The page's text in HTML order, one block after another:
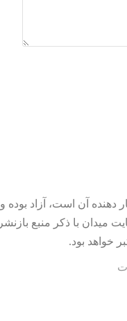
دهنده آن است، آزاد بوده و
میدان با ذکر منبع بازنشر
خواهد بود.